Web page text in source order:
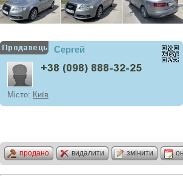
Сергей
Місто: Київ
продано видалити змінити